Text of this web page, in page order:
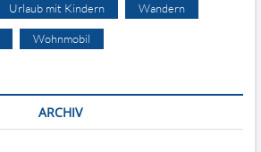
Urlaub mit Kindern Wandern
Wohnmobil
ARCHIV